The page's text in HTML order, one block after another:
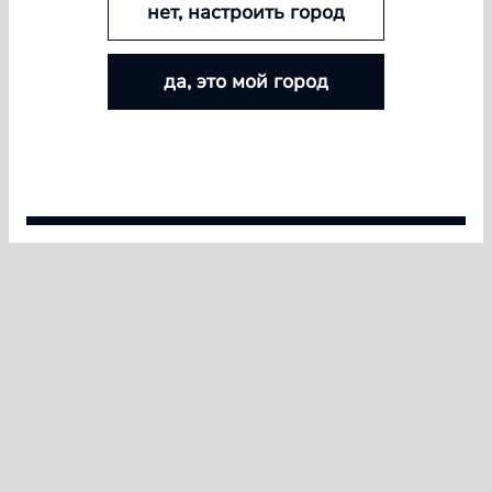
БОЛЬШЕ ЛИНЗ — БОЛЬШЕ СКИДКА
Покупайте контактные линзы Airway и увеличивайте
размер скидки — от 5% до 15%
нет, настроить город
да, это мой город